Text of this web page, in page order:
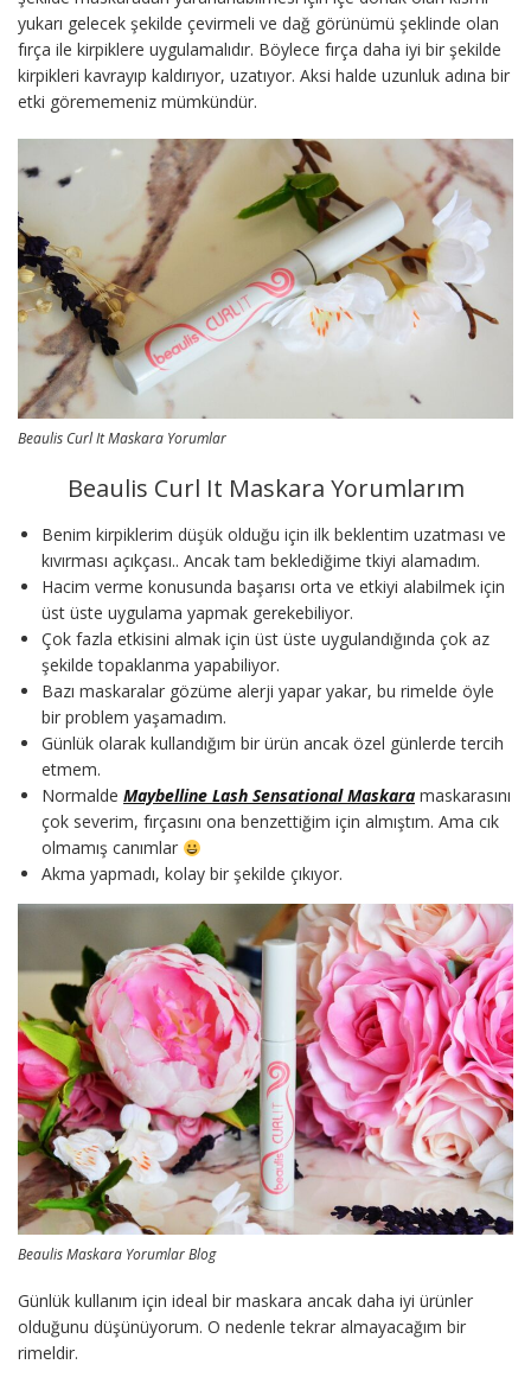
yukarı gelecek şekilde çevirmeli ve dağ görünümü şeklinde olan
fırça ile kirpiklere uygulamalıdır. Böylece fırça daha iyi bir şekilde
kirpikleri kavrayıp kaldırıyor, uzatıyor. Aksi halde uzunluk adına bir
etki görememeniz mümkündür.
Beaulis Curl It Maskara Yorumlar
Beaulis Curl It Maskara Yorumlarım
Benim kirpiklerim düşük olduğu için ilk beklentim uzatması ve
kıvırması açıkçası.. Ancak tam beklediğime tkiyi alamadım.
Hacim verme konusunda başarısı orta ve etkiyi alabilmek için
üst üste uygulama yapmak gerekebiliyor.
Çok fazla etkisini almak için üst üste uygulandığında çok az
şekilde topaklanma yapabiliyor.
Bazı maskaralar gözüme alerji yapar yakar, bu rimelde öyle
bir problem yaşamadım.
Günlük olarak kullandığım bir ürün ancak özel günlerde tercih
etmem.
Normalde Maybelline Lash Sensational Maskara maskarasını
çok severim, fırçasını ona benzettiğim için almıştım. Ama cık
olmamış canımlar
Akma yapmadı, kolay bir şekilde çıkıyor.
Beaulis Maskara Yorumlar Blog
Günlük kullanım için ideal bir maskara ancak daha iyi ürünler
olduğunu düşünüyorum. O nedenle tekrar almayacağım bir
rimeldir.